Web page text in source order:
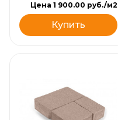
Цена 1 900.00 руб./м2
Купить